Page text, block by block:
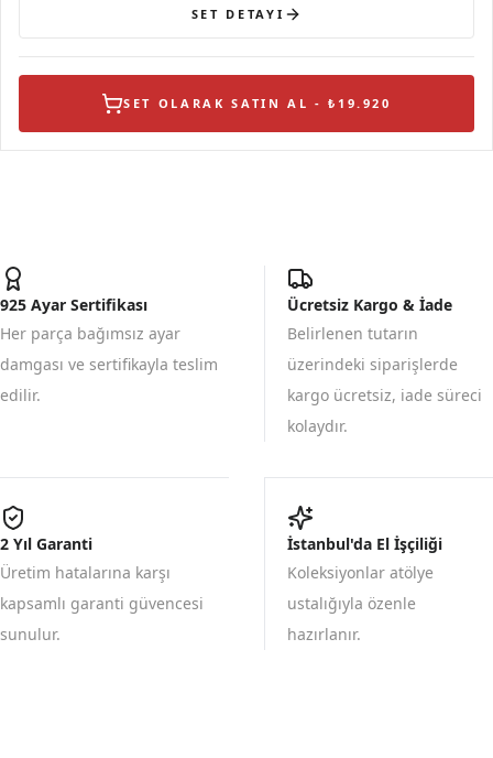
SET DETAYI
SET OLARAK SATIN AL - ₺19.920
925 Ayar Sertifikası
Her parça bağımsız ayar
damgası ve sertifikayla teslim
edilir.
Ücretsiz Kargo & İade
Belirlenen tutarın
üzerindeki siparişlerde
kargo ücretsiz, iade süreci
kolaydır.
2 Yıl Garanti
Üretim hatalarına karşı
kapsamlı garanti güvencesi
sunulur.
İstanbul'da El İşçiliği
Koleksiyonlar atölye
ustalığıyla özenle
hazırlanır.